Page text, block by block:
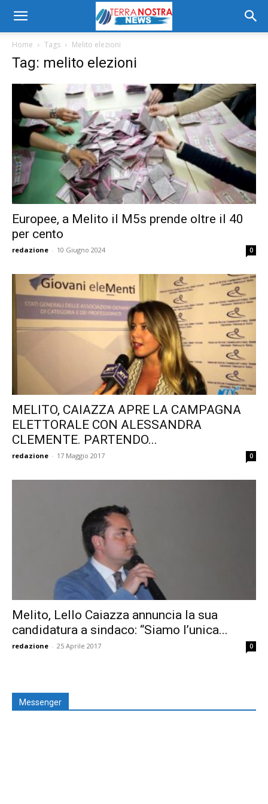
Home Tags Melito elezioni
Tag: melito elezioni
Europee, a Melito il M5s prende oltre il 40
per cento
redazione - 10 Giugno 2024 0
MELITO, CAIAZZA APRE LA CAMPAGNA
ELETTORALE CON ALESSANDRA
CLEMENTE. PARTENDO...
redazione - 17 Maggio 2017 0
Melito, Lello Caiazza annuncia la sua
candidatura a sindaco: “Siamo l’unica...
redazione - 25 Aprile 2017 0
Messenger